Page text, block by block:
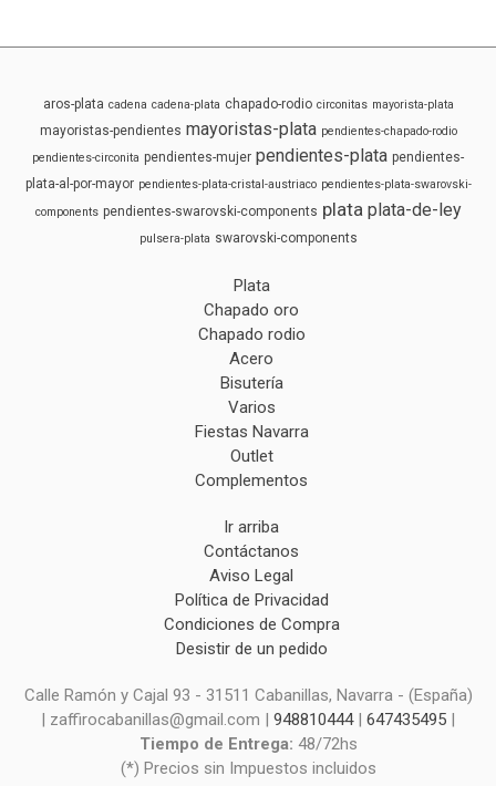
aros-plata cadena cadena-plata chapado-rodio circonitas mayorista-plata
mayoristas-pendientes mayoristas-plata pendientes-chapado-rodio
pendientes-circonita pendientes-mujer pendientes-plata pendientes-
plata-al-por-mayor pendientes-plata-cristal-austriaco pendientes-plata-swarovski-
components pendientes-swarovski-components plata plata-de-ley
pulsera-plata swarovski-components
Plata
Chapado oro
Chapado rodio
Acero
Bisutería
Varios
Fiestas Navarra
Outlet
Complementos
Ir arriba
Contáctanos
Aviso Legal
Política de Privacidad
Condiciones de Compra
Desistir de un pedido
Calle Ramón y Cajal 93 - 31511 Cabanillas, Navarra - (España)
| zaffirocabanillas@gmail.com | 948810444| 647435495 |
Tiempo de Entrega: 48/72hs
(*) Precios sin Impuestos incluidos